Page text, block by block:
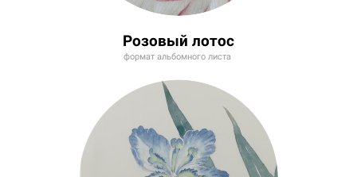
Розовый лотос
формат альбомного листа